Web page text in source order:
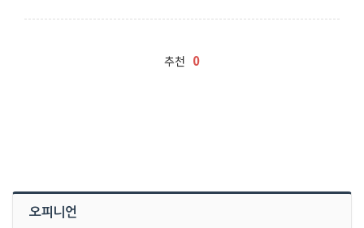
추천 0
오피니언